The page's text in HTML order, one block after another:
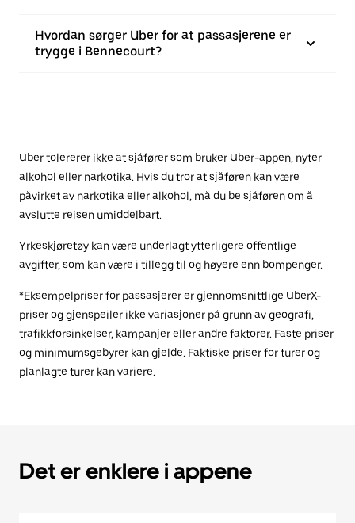
Hvordan sørger Uber for at passasjerene er
trygge i Bennecourt?
Uber tolererer ikke at sjåfører som bruker Uber-appen, nyter
alkohol eller narkotika. Hvis du tror at sjåføren kan være
påvirket av narkotika eller alkohol, må du be sjåføren om å
avslutte reisen umiddelbart.
Yrkeskjøretøy kan være underlagt ytterligere offentlige
avgifter, som kan være i tillegg til og høyere enn bompenger.
*Eksempelpriser for passasjerer er gjennomsnittlige UberX-
priser og gjenspeiler ikke variasjoner på grunn av geografi,
trafikkforsinkelser, kampanjer eller andre faktorer. Faste priser
og minimumsgebyrer kan gjelde. Faktiske priser for turer og
planlagte turer kan variere.
Det er enklere i appene